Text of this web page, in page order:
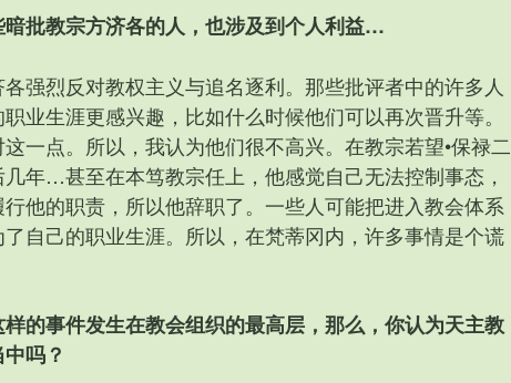
暗批教宗方济各的人，也涉及到个人利益…
强烈反对教权主义与追名逐利。那些批评者中的许多人
业生涯更感兴趣，比如什么时候他们可以再次晋升等。
一点。所以，我认为他们很不高兴。在教宗若望•保禄二
年…甚至在本笃教宗任上，他感觉自己无法控制事态，
他的职责，所以他辞职了。一些人可能把进入教会体系
自己的职业生涯。所以，在梵蒂冈内，许多事情是个谎
的事件发生在教会组织的最高层，那么，你认为天主教
吗？